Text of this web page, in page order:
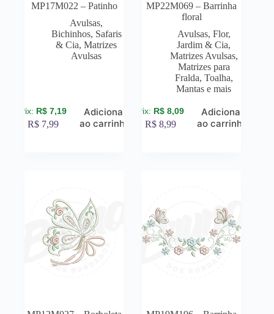
MP17M022 – Patinho
Avulsas,
Bichinhos, Safaris
& Cia,Matrizes
Avulsas
R$ 7,19
R$ 7,99
Adicionar
ao carrinho
MP22M069 – Barrinha
floral
Avulsas, Flor,
Jardim & Cia,
Matrizes Avulsas,
Matrizes para
Fralda, Toalha,
Mantas e mais
R$ 8,09
R$ 8,99
Adicionar
ao carrinho